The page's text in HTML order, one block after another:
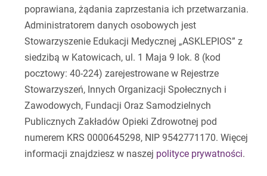
poprawiana, żądania zaprzestania ich przetwarzania.
Administratorem danych osobowych jest
Stowarzyszenie Edukacji Medycznej „ASKLEPIOS” z
siedzibą w Katowicach, ul. 1 Maja 9 lok. 8 (kod
pocztowy: 40-224) zarejestrowane w Rejestrze
Stowarzyszeń, Innych Organizacji Społecznych i
Zawodowych, Fundacji Oraz Samodzielnych
Publicznych Zakładów Opieki Zdrowotnej pod
numerem KRS 0000645298, NIP 9542771170. Więcej
informacji znajdziesz w naszej polityce prywatności.